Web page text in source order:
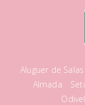
Aluguer de Salas
Almada